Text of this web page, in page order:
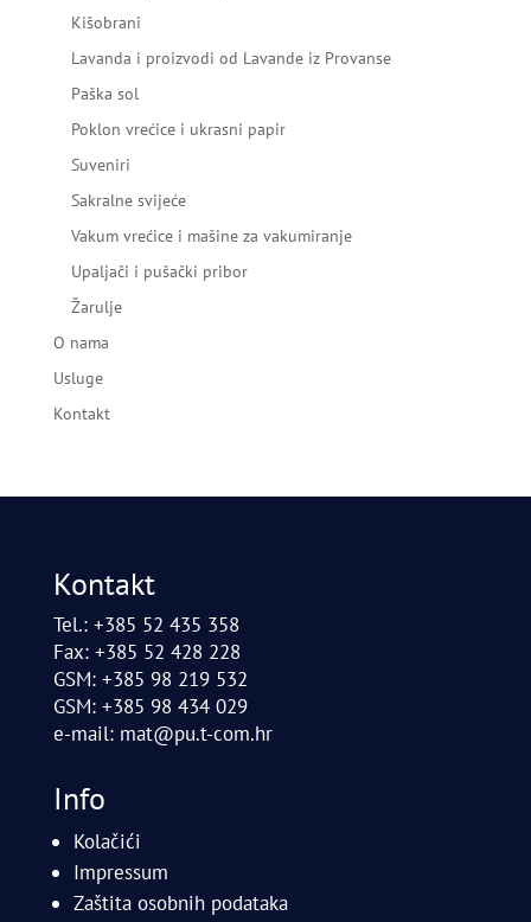
Kišobrani
Lavanda i proizvodi od Lavande iz Provanse
Paška sol
Poklon vrećice i ukrasni papir
Suveniri
Sakralne svijeće
Vakum vrećice i mašine za vakumiranje
Upaljači i pušački pribor
Žarulje
O nama
Usluge
Kontakt
Kontakt
Tel.: +385 52 435 358
Fax: +385 52 428 228
GSM: +385 98 219 532
GSM: +385 98 434 029
e-mail: mat@pu.t-com.hr
Info
Kolačići
Impressum
Zaštita osobnih podataka